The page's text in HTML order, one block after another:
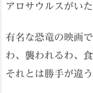
アロサウルスがいた
有名な恐竜の映画
わ、襲われるわ、
それとは勝手が違